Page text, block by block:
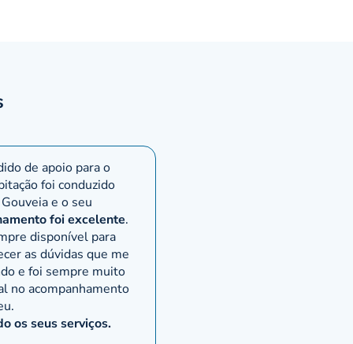
e
de apoio para o
foi conduzido
e o seu
foi excelente.
disponível para
as dúvidas que me
e foi sempre muito
no acompanhamento
os seus serviços.